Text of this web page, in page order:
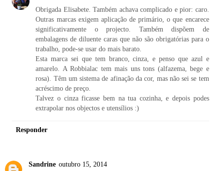
Obrigada Elisabete. Também achava complicado e pior: caro.
Outras marcas exigem aplicação de primário, o que encarece
significativamente o projecto. Também dispõem de
embalagens de diluente caras que não são obrigatórias para o
trabalho, pode-se usar do mais barato.
Esta marca sei que tem branco, cinza, e penso que azul e
amarelo. A Robbialac tem mais uns tons (alfazema, bege e
rosa). Têm um sistema de afinação da cor, mas não sei se tem
acréscimo de preço.
Talvez o cinza ficasse bem na tua cozinha, e depois podes
extrapolar nos objectos e utensílios :)
Responder
Sandrine outubro 15, 2014